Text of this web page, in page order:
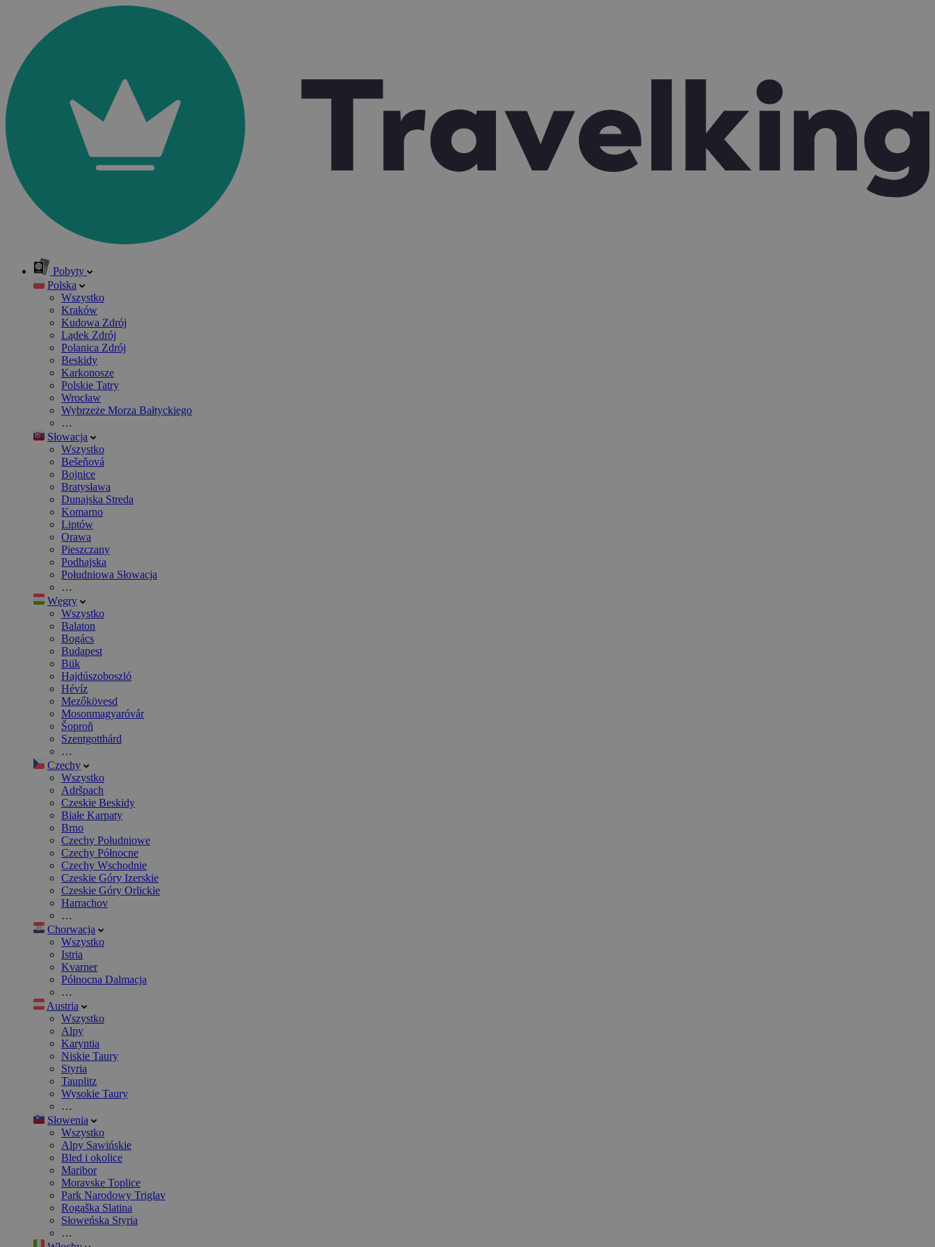
Pobyty
Polska
Wszystko
Kraków
Kudowa Zdrój
Lądek Zdrój
Polanica Zdrój
Beskidy
Karkonosze
Polskie Tatry
Wrocław
Wybrzeże Morza Bałtyckiego
…
Słowacja
Wszystko
Bešeňová
Bojnice
Bratysława
Dunajska Streda
Komarno
Liptów
Orawa
Pieszczany
Podhajska
Południowa Słowacja
…
Węgry
Wszystko
Balaton
Bogács
Budapest
Bük
Hajdúszoboszló
Hévíz
Mezőkövesd
Mosonmagyaróvár
Šoproň
Szentgotthárd
…
Czechy
Wszystko
Adršpach
Czeskie Beskidy
Białe Karpaty
Brno
Czechy Południowe
Czechy Północne
Czechy Wschodnie
Czeskie Góry Izerskie
Czeskie Góry Orlickie
Harrachov
…
Chorwacja
Wszystko
Istria
Kvarner
Północna Dalmacja
…
Austria
Wszystko
Alpy
Karyntia
Niskie Taury
Styria
Tauplitz
Wysokie Taury
…
Słowenia
Wszystko
Alpy Sawińskie
Bled i okolice
Maribor
Moravske Toplice
Park Narodowy Triglav
Rogaška Slatina
Słoweńska Styria
…